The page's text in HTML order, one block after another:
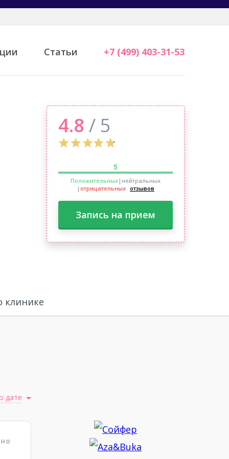
Статьи +7 (499) 403-31-53
4.8 / 5
5
Положительных|нейтральных
| отрицательных отзывов
Запись на прием
клинике
дате